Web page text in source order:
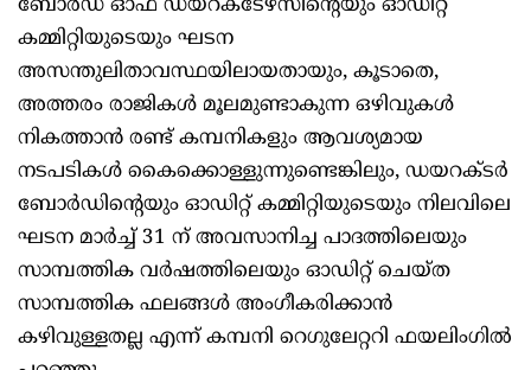
ബോർഡ് ഓഫ് ഡയറക്‌ടേഴ്‌സിന്റെയും ഓഡിറ്റ്
കമ്മിറ്റിയുടെയും ഘടന
അസന്തുലിതാവസ്ഥയിലായതായും, കൂടാതെ,
അത്തരം രാജികൾ മൂലമുണ്ടാകുന്ന ഒഴിവുകൾ
നികത്താൻ രണ്ട് കമ്പനികളും ആവശ്യമായ
നടപടികൾ കൈക്കൊള്ളുന്നുണ്ടെങ്കിലും, ഡയറക്ടർ
ബോർഡിന്റെയും ഓഡിറ്റ് കമ്മിറ്റിയുടെയും നിലവിലെ
ഘടന മാർച്ച് 31 ന് അവസാനിച്ച പാദത്തിലെയും
സാമ്പത്തിക വർഷത്തിലെയും ഓഡിറ്റ് ചെയ്ത
സാമ്പത്തിക ഫലങ്ങൾ അംഗീകരിക്കാൻ
കഴിവുള്ളതല്ല എന്ന് കമ്പനി റെഗുലേറ്ററി ഫയലിംഗിൽ